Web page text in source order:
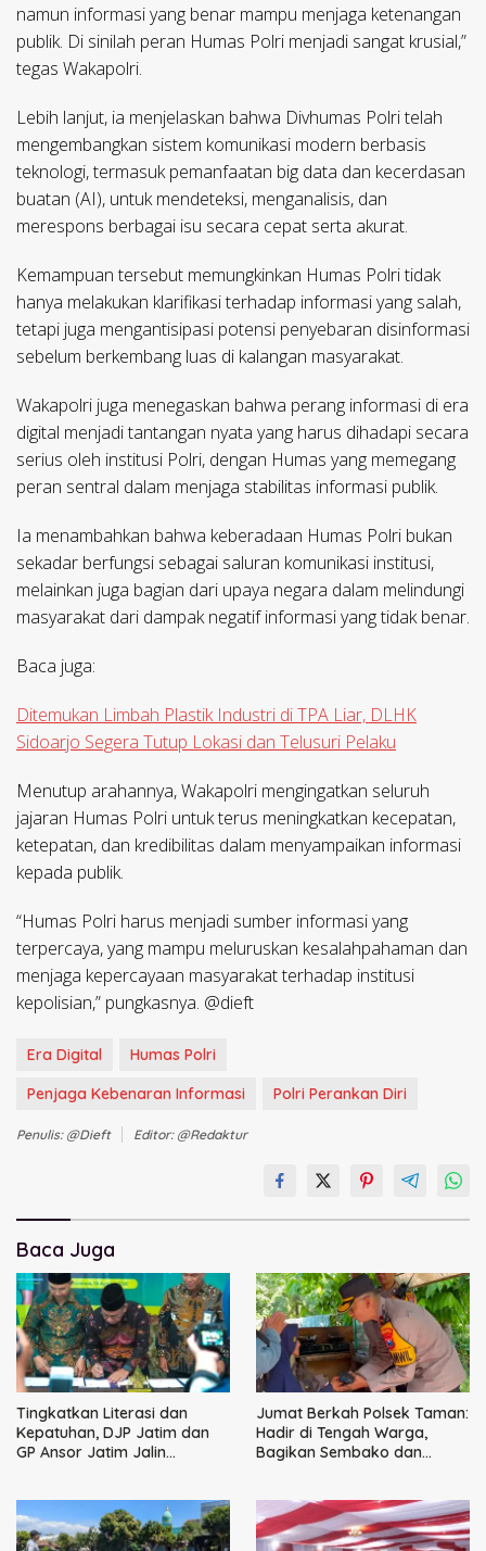
namun informasi yang benar mampu menjaga ketenangan
publik. Di sinilah peran Humas Polri menjadi sangat krusial,”
tegas Wakapolri.
Lebih lanjut, ia menjelaskan bahwa Divhumas Polri telah
mengembangkan sistem komunikasi modern berbasis
teknologi, termasuk pemanfaatan big data dan kecerdasan
buatan (AI), untuk mendeteksi, menganalisis, dan
merespons berbagai isu secara cepat serta akurat.
Kemampuan tersebut memungkinkan Humas Polri tidak
hanya melakukan klarifikasi terhadap informasi yang salah,
tetapi juga mengantisipasi potensi penyebaran disinformasi
sebelum berkembang luas di kalangan masyarakat.
Wakapolri juga menegaskan bahwa perang informasi di era
digital menjadi tantangan nyata yang harus dihadapi secara
serius oleh institusi Polri, dengan Humas yang memegang
peran sentral dalam menjaga stabilitas informasi publik.
Ia menambahkan bahwa keberadaan Humas Polri bukan
sekadar berfungsi sebagai saluran komunikasi institusi,
melainkan juga bagian dari upaya negara dalam melindungi
masyarakat dari dampak negatif informasi yang tidak benar.
Baca juga:
Ditemukan Limbah Plastik Industri di TPA Liar, DLHK
Sidoarjo Segera Tutup Lokasi dan Telusuri Pelaku
Menutup arahannya, Wakapolri mengingatkan seluruh
jajaran Humas Polri untuk terus meningkatkan kecepatan,
ketepatan, dan kredibilitas dalam menyampaikan informasi
kepada publik.
“Humas Polri harus menjadi sumber informasi yang
terpercaya, yang mampu meluruskan kesalahpahaman dan
menjaga kepercayaan masyarakat terhadap institusi
kepolisian,” pungkasnya. @dieft
Era Digital
Humas Polri
Penjaga Kebenaran Informasi
Polri Perankan Diri
Penulis: @dieft Editor: @redaktur
Baca Juga
Tingkatkan Literasi dan
Kepatuhan, DJP Jatim dan
GP Ansor Jatim Jalin
Jumat Berkah Polsek Taman:
Hadir di Tengah Warga,
Bagikan Sembako dan